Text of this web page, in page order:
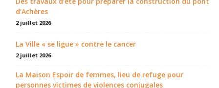
d’Achères
2 juillet 2026
La Ville « se ligue » contre le cancer
2 juillet 2026
La Maison Espoir de femmes, lieu de refuge pour
personnes victimes de violences conjugales